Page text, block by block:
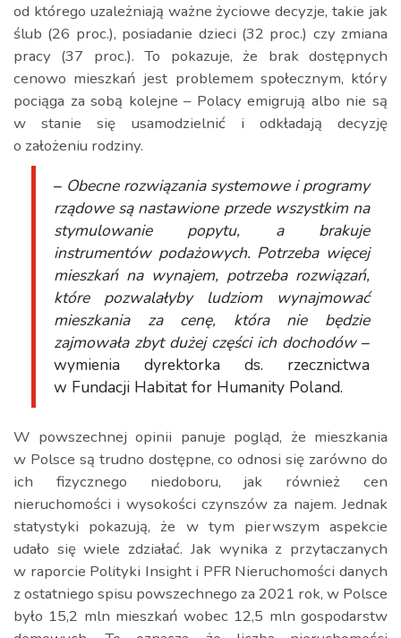
od którego uzależniają ważne życiowe decyzje, takie jak
ślub (26 proc.), posiadanie dzieci (32 proc.) czy zmiana
pracy (37 proc.). To pokazuje, że brak dostępnych
cenowo mieszkań jest problemem społecznym, który
pociąga za sobą kolejne – Polacy emigrują albo nie są
w stanie się usamodzielnić i odkładają decyzję
o założeniu rodziny.
– Obecne rozwiązania systemowe i programy
rządowe są nastawione przede wszystkim na
stymulowanie popytu, a brakuje
instrumentów podażowych. Potrzeba więcej
mieszkań na wynajem, potrzeba rozwiązań,
które pozwalałyby ludziom wynajmować
mieszkania za cenę, która nie będzie
zajmowała zbyt dużej części ich dochodów –
wymienia dyrektorka ds. rzecznictwa
w Fundacji Habitat for Humanity Poland.
W powszechnej opinii panuje pogląd, że mieszkania
w Polsce są trudno dostępne, co odnosi się zarówno do
ich fizycznego niedoboru, jak również cen
nieruchomości i wysokości czynszów za najem. Jednak
statystyki pokazują, że w tym pierwszym aspekcie
udało się wiele zdziałać. Jak wynika z przytaczanych
w raporcie Polityki Insight i PFR Nieruchomości danych
z ostatniego spisu powszechnego za 2021 rok, w Polsce
było 15,2 mln mieszkań wobec 12,5 mln gospodarstw